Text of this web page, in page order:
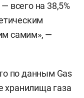
всего на 38,5%
самим», —
по данным Gas
хранилища газа